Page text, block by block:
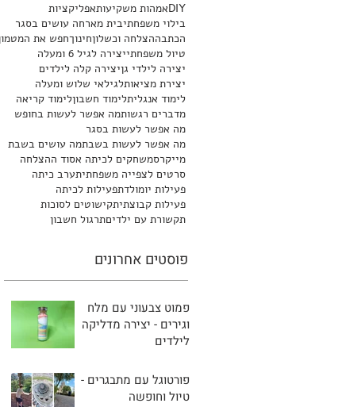
DIYאמהות משקיעותאפליקציות
בילוי משפחתיבית מארחה עושים בסגר
הכתבההצלחה וכשלוןחינוךחפש את
טיול משפחתייצירה לגיל 6 ומעלה
יצירה לילדי גןיצירה קלה לילדים
יצירת מציאותלגילאי שלוש ומעלה
לימוד אנגליתלימוד חשבוןלימוד קריאה
מדברים רגשותמה אפשר לעשות בחופש
מה אפשר לעשות בסגר
מה אפשר לעשות בשבתמה עושים בשבת
מייקרסמשחקים לכיתה אסוד ההצלחה
סרטים לצפייה משפחתיתערב כיתה
פעילות יומולדתפעילות לכיתה
פעילות קבוצתיתקישוטים לסוכות
תקשורת עם ילדיםתרגול חשבון
פוסטים אחרונים
פמוט צבעוני עם מלח
וגירים - יצירה מדליקה
לילדים
פורטוגל עם מתבגרים -
טיול וחופשה